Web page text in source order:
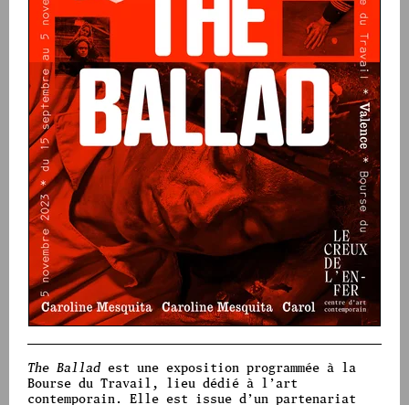
The Ballad est une exposition programmée à la
Bourse du Travail, lieu dédié à l’art
contemporain. Elle est issue d’un partenariat